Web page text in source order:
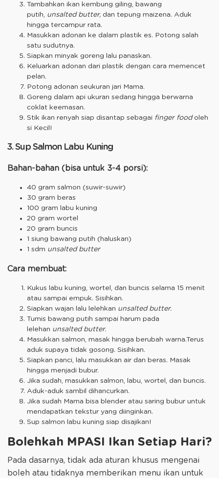
Tambahkan ikan kembung giling, bawang
putih, unsalted butter, dan tepung maizena. Aduk
hingga tercampur rata.
Masukkan adonan ke dalam plastik es. Potong salah
satu sudutnya.
Siapkan minyak goreng lalu panaskan.
Keluarkan adonan dari plastik dengan cara memencet
pelan.
Potong adonan seukuran jari Mama.
Goreng dalam api ukuran sedang hingga berwarna
coklat keemasan.
Stik ikan renyah siap disantap sebagai finger foodoleh
si Kecil!
3. Sup Salmon Labu Kuning
Bahan-bahan (bisa untuk 3-4 porsi):
40 gram salmon (suwir-suwir)
30 gram beras
100 gram labu kuning
20 gram wortel
20 gram buncis
1 siung bawang putih (haluskan)
1 sdm unsalted butter
Cara membuat:
Kukus labu kuning, wortel, dan buncis selama 15 menit
atau sampai empuk. Sisihkan.
Siapkan wajan lalu lelehkan unsalted butter.
Tumis bawang putih sampai harum pada
lelehan unsalted butter.
Masukkan salmon, masak hingga berubah warna.Terus
aduk supaya tidak gosong. Sisihkan.
Siapkan panci, lalu masukkan air dan beras. Masak
hingga menjadi bubur.
Jika sudah, masukkan salmon, labu, wortel, dan buncis.
Aduk-aduk sambil dihancurkan.
Jika sudah Mama bisa blender atau saring bubur untuk
mendapatkan tekstur yang diinginkan.
Sup salmon labu kuning siap disajikan!
Bolehkah MPASI Ikan Setiap Hari?
Pada dasarnya, tidak ada aturan khusus mengenai
boleh atau tidaknya memberikan menu ikan untuk